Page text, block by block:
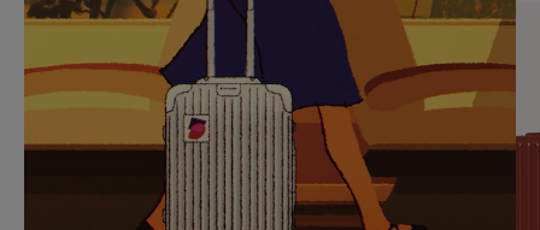
SUR
POUR
METTRE
VEUILLEZ
CLIQUER
POUR
RÉACTIVER
LE